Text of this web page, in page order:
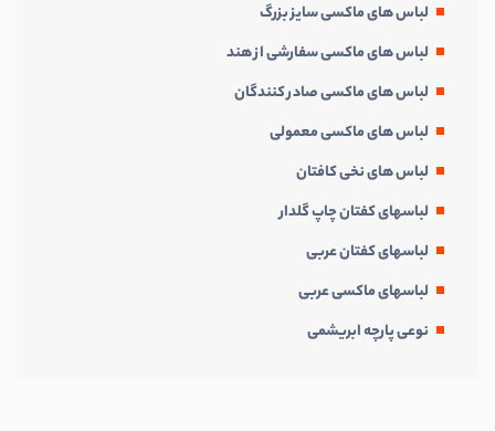
لباس های ماکسی سایز بزرگ
لباس های ماکسی سفارشی از هند
لباس های ماکسی صادر کنندگان
لباس های ماکسی معمولی
لباس های نخی کافتان
لباسهای کفتان چاپ گلدار
لباسهای کفتان عربی
لباسهای ماکسی عربی
نوعی پارچه ابریشمی